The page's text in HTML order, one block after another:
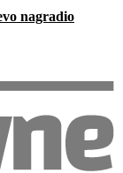
nagradio